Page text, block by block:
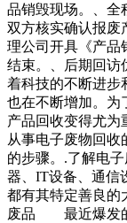
品销毁现场。、全
双方核实确认报废
理公司开具《产品
结束。、后期回访
着科技的不断进步
也在不断增加。为
产品回收变得尤为
从事电子废物回收
的步骤。.了解电
器、IT设备、通信
都有其特定善良的
废品 最近爆发的